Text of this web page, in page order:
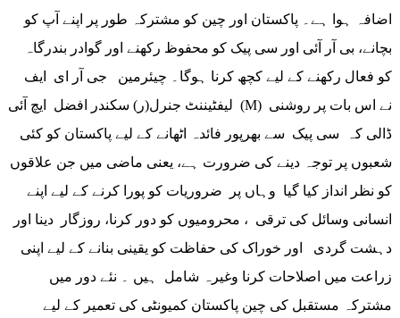
اضافہ ہوا ہے۔ پاکستان اور چین کو مشترکہ طور پر اپنے آپ کو
بچانے، بی آر آئی اور سی پیک کو محفوظ رکھنے اور گوادر بندرگاہ
کو فعال رکھنے کے لیے کچھ کرنا ہوگا۔ چیئرمین جی آر ای ایف
لیفٹیننٹ جنرل(ر) سکندر افضل ایچ آئی (M) نے اس بات پر روشنی
ڈالی کہ سی پیک سے بھرپور فائدہ اٹھانے کے لیے پاکستان کو کئی
شعبوں پر توجہ دینے کی ضرورت ہے، یعنی ماضی میں جن علاقوں
کو نظر انداز کیا گیا وہاں پر ضروریات کو پورا کرنے کے لیے اپنے
انسانی وسائل کی ترقی ، محرومیوں کو دور کرنا، روزگار دینا اور
دہشت گردی اور خوراک کی حفاظت کو یقینی بنانے کے لیے اپنی
زراعت میں اصلاحات کرنا وغیرہ شامل ہیں ۔ نئے دور میں
مشترکہ مستقبل کی چین پاکستان کمیونٹی کی تعمیر کے لیے